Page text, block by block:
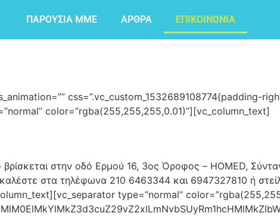
ΠΑΡΟΥΣΙΑ ΜΜΕ ΑΡΘΡΑ ΕΠΙΚΟΙΝΩΝΙΑ
css=”.vc_custom_1532689108774{padding-
color=”rgba(255,255,255,0.01)”][vc_column_text]
στην οδό Ερμού 16, 3ος Όροφος – HOMED,
καλέστε στα τηλέφωνα 210 6463344 και 6947327810 ή
type=”normal”